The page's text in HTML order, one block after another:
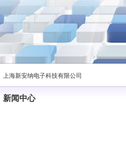
上海新安纳电子科技有限公司
新闻中心